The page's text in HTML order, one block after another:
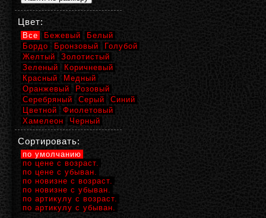
Цвет:
Все Бежевый
Белый
Бордо
Бронзовый
Голубой
Желтый
Золотистый
Зеленый
Коричневый
Красный
Медный
Оранжевый
Розовый
Серебряный
Серый
Синий
Цветной
Фиолетовый
Хамелеон
Черный
Сортировать:
по умолчанию
по цене с возраст.
по цене с убыван.
по новизне с возраст.
по новизне с убыван.
по артикулу с возраст.
по артикулу с убыван.